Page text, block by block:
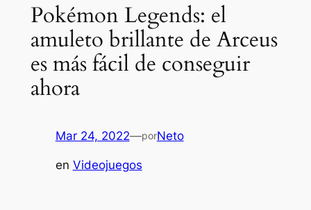
Pokémon Legends: el
amuleto brillante de Arceus
es más fácil de conseguir
ahora
Mar 24, 2022—porNeto
en Videojuegos